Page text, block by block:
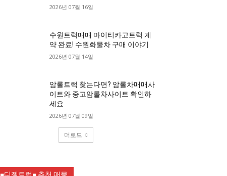
2026년 07월 16일
수원트럭매매 마이티카고트럭 계
약 완료! 수원화물차 구매 이야기
2026년 07월 14일
암롤트럭 찾는다면? 암롤차매매사
이트와 중고암롤차사이트 확인하
세요
2026년 07월 09일
더로드